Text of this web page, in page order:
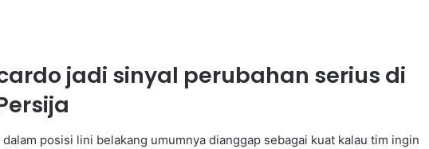
jadi sinyal perubahan serius di
posisi lini belakang umumnya dianggap sebagai kuat kalau tim ingin